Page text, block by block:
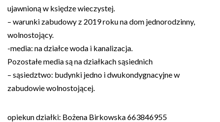
ujawnioną w księdze wieczystej.
– warunki zabudowy z 2019 roku na dom jednorodzinny,
wolnostojący.
-media: na działce woda i kanalizacja.
Pozostałe media są na działkach sąsiednich
– sąsiedztwo: budynki jedno i dwukondygnacyjne w
zabudowie wolnostojącej.
opiekun działki: Bożena Birkowska 663846955